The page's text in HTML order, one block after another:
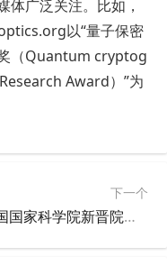
体广泛关注。比如，
以“量子保密
（Quantum cryptog
Award）”为
下一个
美国国家科学院新晋院士，3名本科就读于内地高校